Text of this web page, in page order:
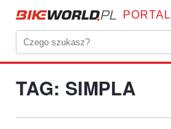
PORTAL
TAG: SIMPLA